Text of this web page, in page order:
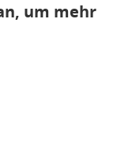
um mehr